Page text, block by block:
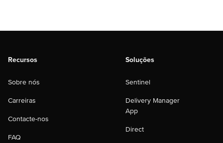
Recursos
Sobre nós
Carreiras
Contacte-nos
FAQ
Soluções
Sentinel
Delivery Manager
App
Direct